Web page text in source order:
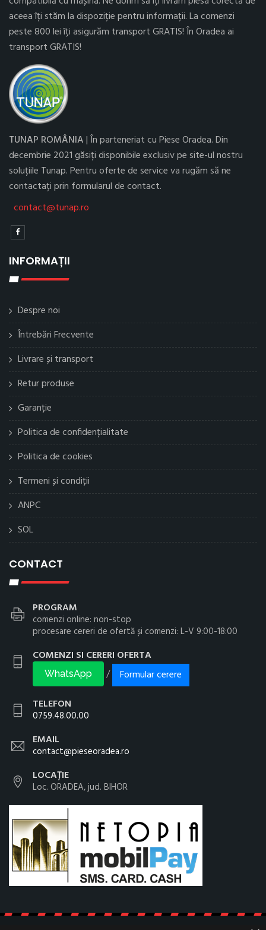
aceea îți stăm la dispoziție pentru informații. La comenzi
peste 800 lei îți asigurăm transport GRATIS! În Oradea ai
transport GRATIS!
TUNAP ROMÂNIA| În parteneriat cu Piese Oradea. Din
decembrie 2021 găsiți disponibile exclusiv pe site-ul nostru
soluțiile Tunap. Pentru oferte de service va rugăm să ne
contactați prin formularul de contact.
contact@tunap.ro
INFORMAȚII
Despre noi
Întrebări Frecvente
Livrare și transport
Retur produse
Garanție
Politica de confidențialitate
Politica de cookies
Termeni și condiții
ANPC
SOL
CONTACT
PROGRAM
comenzi online: non-stop
procesare cereri de ofertă și comenzi: L-V 9:00-18:00
COMENZI SI CERERI OFERTA
WhatsApp /
Formular cerere
TELEFON
0759.48.00.00
EMAIL
contact@pieseoradea.ro
LOCAȚIE
Loc. ORADEA, jud. BIHOR